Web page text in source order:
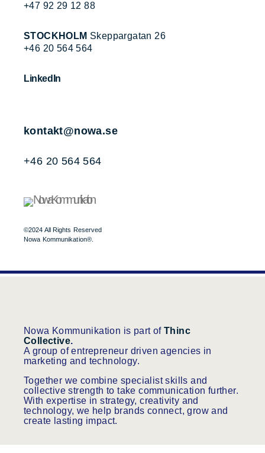
kontakt@nowa.se
+46 20 564 564
©2024 All Rights Reserved
Nowa Kommunikation®.
+47 92 29 12 88
STOCKHOLM Skeppargatan 26
+46 20 564 564
LinkedIn
Nowa Kommunikation is part of Thinc
Collective.
A group of entrepreneur driven agencies in
marketing and technology.
Together we combine specialist skills and
collective strength to take communication further.
With expertise in strategy, creativity and
technology, we help brands connect, grow and
create lasting impact.